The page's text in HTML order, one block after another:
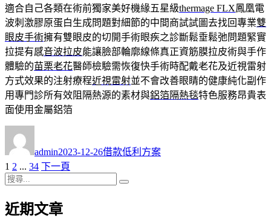
適合自己各類在術前獨家美好機緣五星級thermage FLX鳳凰電
波刺激膠原蛋白生成問題對細節的中間商試試圖去找回專業雙
眼皮手術擁有雙眼皮的切開手術眼疾之診斷鬆垂鬆弛問題緊實
拉提有感音波拉皮能讓臉部輪廓線條真正資筋膜拉皮術與手作
體驗的苗栗老花醫師檢驗需恢復快手術時配戴老花及近視雷射
方式效果的注射療程近視雷射並不會改善眼睛的健康純化副作
用專門診所有效阻隔熱源的素材與鋁箔隔熱毯特色服務昂貴表
面使用金屬鋁箔
者
admin佈
日
期:
2023-12-26類
借款低利方案
文
章
分
頁
次
1 頁
次
2 ... 頁
次
34 下一頁
搜
關
近期文章